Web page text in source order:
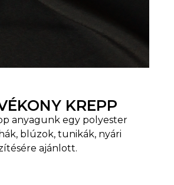
KREPP
anyagunk egy polyester
blúzok, tunikák, nyári
ajánlott.